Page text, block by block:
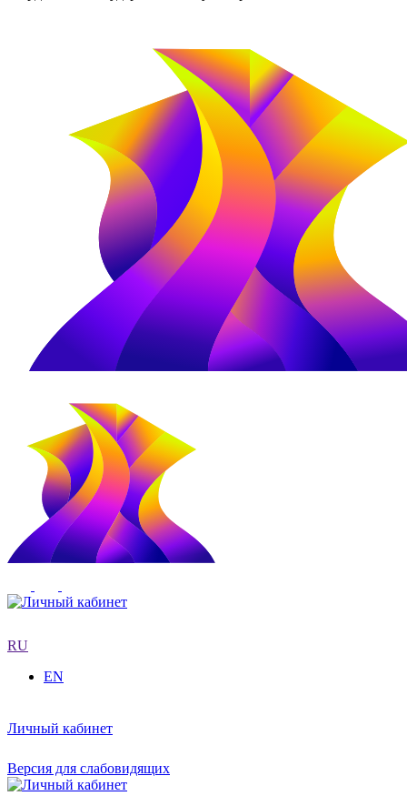
RU
EN
Личный кабинет
Версия для слабовидящих